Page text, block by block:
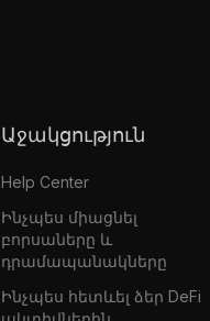
Աջակցություն
Help Center
Ինչպես միացնել
բորսաները և
դրամապանակները
Ինչպես հետևել ձեր DeFi